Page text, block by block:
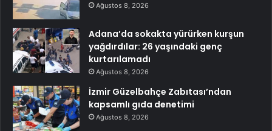
Ağustos 8, 2026
Adana’da sokakta yürürken kurşun
yağdırdılar: 26 yaşındaki genç
kurtarılamadı
Ağustos 8, 2026
İzmir Güzelbahçe Zabıtası’ndan
kapsamlı gıda denetimi
Ağustos 8, 2026